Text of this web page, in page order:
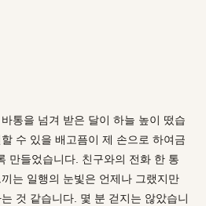
통을 넘겨 받은 달이 하늘 높이 떴습
수 있을 배고픔이 제 손으로 하여금
만들었습니다. 친구와의 전화 한 통
는 일행의 눈빛은 언제나 그랬지만
것 같습니다. 몇 분 걷지는 않았습니